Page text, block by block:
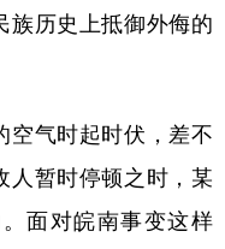
族历史上抵御外侮的
气时起时伏，差不
人暂时停顿之时，某
面对皖南事变这样